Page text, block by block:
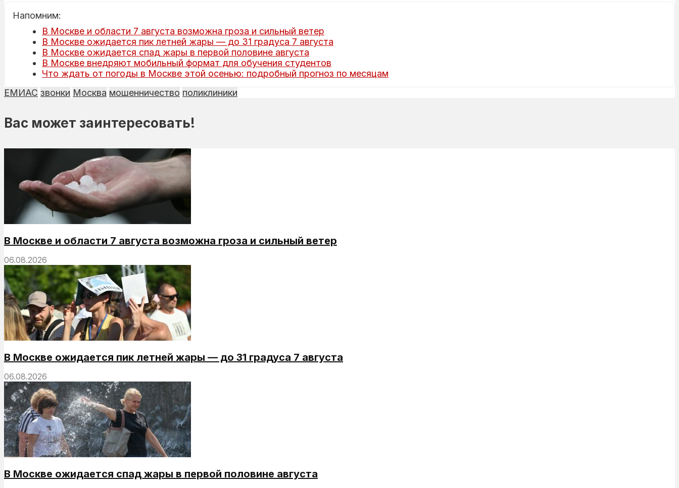
Напомним:
В Москве и области 7 августа возможна гроза и сильный ветер
В Москве ожидается пик летней жары — до 31 градуса 7 августа
В Москве ожидается спад жары в первой половине августа
В Москве внедряют мобильный формат для обучения студентов
Что ждать от погоды в Москве этой осенью: подробный прогноз по месяцам
ЕМИАС звонки Москва мошенничество поликлиники
Вас может заинтересовать!
В Москве и области 7 августа возможна гроза и сильный ветер
06.08.2026
В Москве ожидается пик летней жары — до 31 градуса 7 августа
06.08.2026
В Москве ожидается спад жары в первой половине августа